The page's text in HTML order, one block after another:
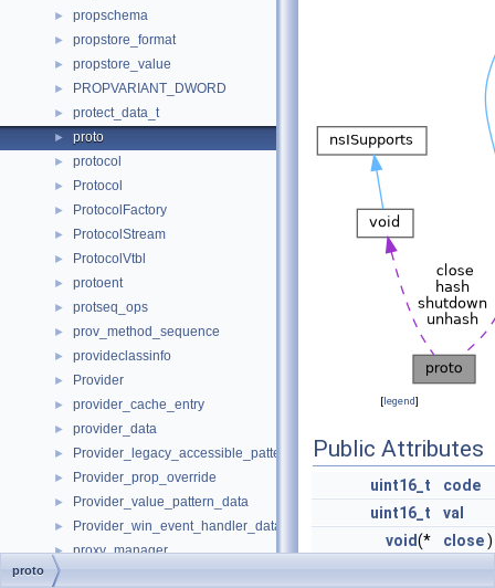
► propschema
► propstore_format
► propstore_value
► PROPVARIANT_DWORD
► protect_data_t
► proto
► protocol
► Protocol
► ProtocolFactory
► ProtocolStream
► ProtocolVtbl
► protoent
► protseq_ops
► prov_method_sequence
► provideclassinfo
► Provider
► provider_cache_entry
► provider_data
► Provider_legacy_accessible_pattern_data
► Provider_prop_override
► Provider_value_pattern_data
► Provider_win_event_handler_data
► proxy_manager
►
[legend]
Public Attributes
uint16_t
code
uint16_t
val
void(* close)
proto